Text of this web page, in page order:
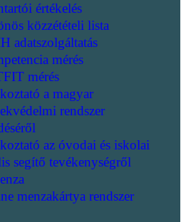
értékelés
közzétételi lista
adatszolgáltatás
mérés
mérés
a magyar
rendszer
az óvodai és iskolai
segítő tevékenységről
menzakártya rendszer